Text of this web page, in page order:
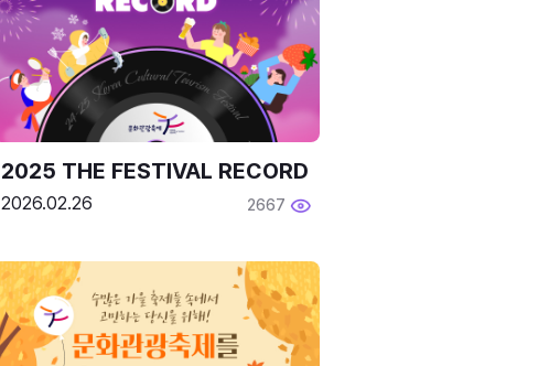
2025 THE FESTIVAL RECORD
2026.02.26 2667